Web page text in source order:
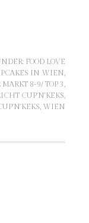
FOOD LOVE
IN WIEN,
8-9/ TOP 3,
CUP'N'KEKS,
, WIEN